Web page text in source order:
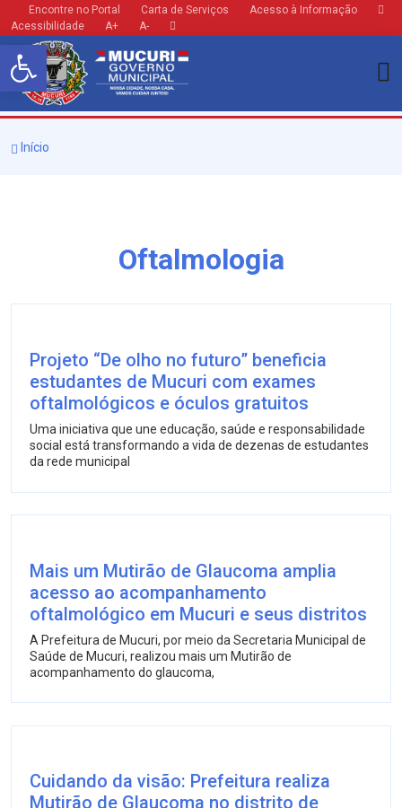
Barra de Ferramentas Aberta
Encontre no Portal Carta de Serviços
Acesso à Informação
Acessibilidade
A+ A-
Início
Oftalmologia
Projeto “De olho no futuro” beneficia
estudantes de Mucuri com exames
oftalmológicos e óculos gratuitos
Uma iniciativa que une educação, saúde e responsabilidade
social está transformando a vida de dezenas de estudantes
da rede municipal
Mais um Mutirão de Glaucoma amplia
acesso ao acompanhamento
oftalmológico em Mucuri e seus distritos
A Prefeitura de Mucuri, por meio da Secretaria Municipal de
Saúde de Mucuri, realizou mais um Mutirão de
acompanhamento do glaucoma,
Cuidando da visão: Prefeitura realiza
Mutirão de Glaucoma no distrito de